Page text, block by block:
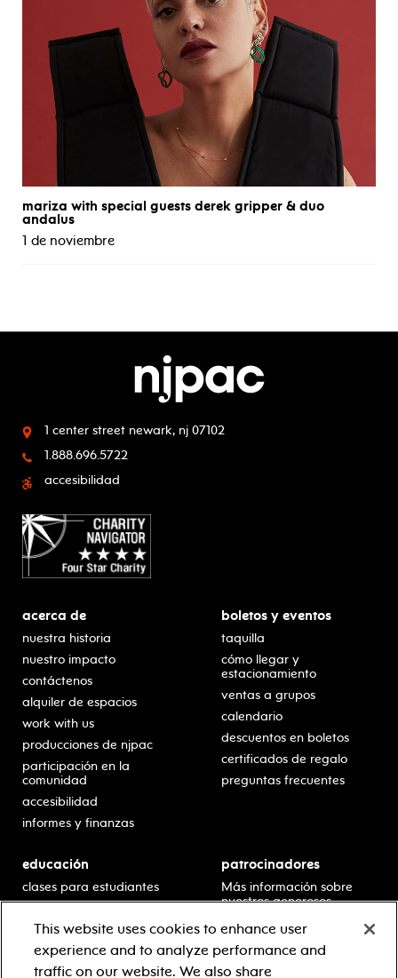
mariza with special guests derek gripper & duo
andalus
1 de noviembre
1 center street newark, nj 07102
1.888.696.5722
accesibilidad
acerca de
nuestra historia
nuestro impacto
contáctenos
alquiler de espacios
work with us
producciones de njpac
participación en la
comunidad
accesibilidad
informes y finanzas
boletos y eventos
taquilla
cómo llegar y
estacionamiento
ventas a grupos
calendario
descuentos en boletos
certificados de regalo
preguntas frecuentes
educación
clases para estudiantes
escolar
residencias en escuelas
desarrollo profesional
patrocinadores
Más información sobre
nuestros generosos
This website uses cookies to enhance user
experience and to analyze performance and
traffic on our website. We also share